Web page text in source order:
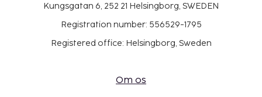
Kungsgatan 6, 252 21 Helsingborg, SWEDEN
Registration number: 556529-1795
Registered office: Helsingborg, Sweden
Om os